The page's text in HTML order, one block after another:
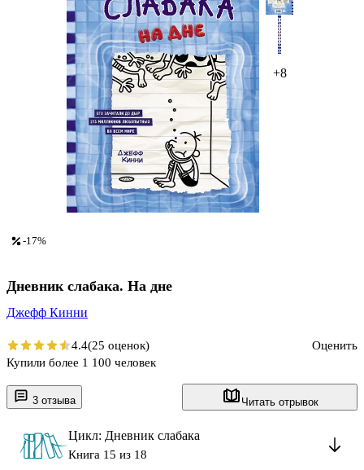
+8
3 отзыва Читать отрывок
Цикл: Дневник слабака
Книга 15 из 18
-17%
Дневник слабака. На дне
Джефф Кинни
4.4(25 оценок)
Оценить
Купили более 1 100 человек